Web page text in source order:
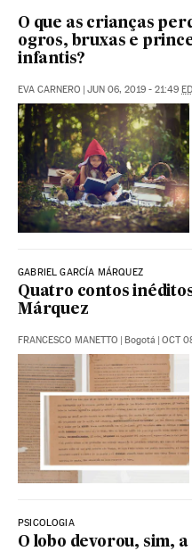
O que as crianças
ogros, bruxas e
infantis?
EVA CARNERO | JUN 06, 2019 - 21:49
GABRIEL GARCÍA MÁRQUEZ
Quatro contos
Márquez
FRANCESCO MANETTO | Bogotá | OCT
PSICOLOGIA
O lobo devorou, sim,